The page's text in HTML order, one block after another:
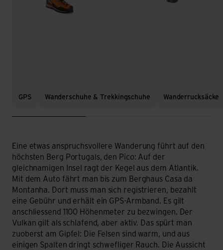
GPS Wanderschuhe & Trekkingschuhe Wanderrucksäcke
Eine etwas anspruchsvollere Wanderung führt auf den
höchsten Berg Portugals, den Pico: Auf der
gleichnamigen Insel ragt der Kegel aus dem Atlantik.
Mit dem Auto fährt man bis zum Berghaus Casa da
Montanha. Dort muss man sich registrieren, bezahlt
eine Gebühr und erhält ein GPS-Armband. Es gilt
anschliessend 1100 Höhenmeter zu bezwingen. Der
Vulkan gilt als schlafend, aber aktiv. Das spürt man
zuoberst am Gipfel: Die Felsen sind warm, und aus
einigen Spalten dringt schwefliger Rauch. Die Aussicht